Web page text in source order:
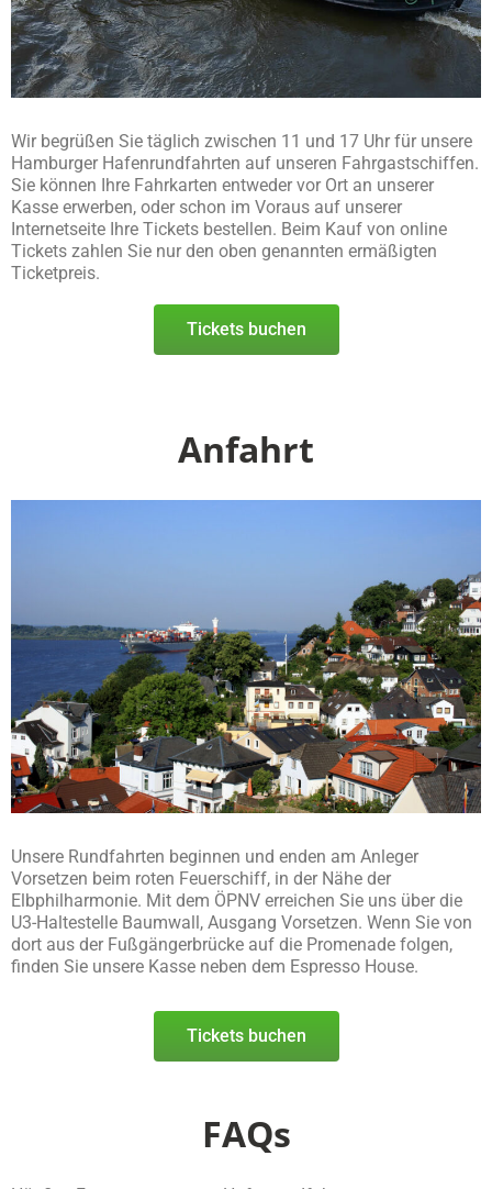
Wir begrüßen Sie täglich zwischen 11 und 17 Uhr für unsere
Hamburger Hafenrundfahrten auf unseren Fahrgastschiffen.
Sie können Ihre Fahrkarten entweder vor Ort an unserer
Kasse erwerben, oder schon im Voraus auf unserer
Internetseite Ihre Tickets bestellen. Beim Kauf von online
Tickets zahlen Sie nur den oben genannten ermäßigten
Ticketpreis.
Tickets buchen
Anfahrt
Unsere Rundfahrten beginnen und enden am Anleger
Vorsetzen beim roten Feuerschiff, in der Nähe der
Elbphilharmonie. Mit dem ÖPNV erreichen Sie uns über die
U3-Haltestelle Baumwall, Ausgang Vorsetzen. Wenn Sie von
dort aus der Fußgängerbrücke auf die Promenade folgen,
finden Sie unsere Kasse neben dem Espresso House.
Tickets buchen
FAQs